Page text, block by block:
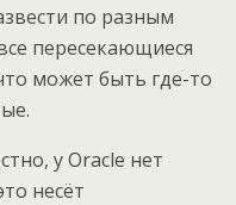
по разным
пересекающиеся
может быть где-то
у Oracle нет
несёт